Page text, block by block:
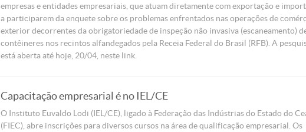
empresas e entidades empresariais, que atuam diretamente com exportação e
a participarem da enquete sobre os problemas enfrentados nas operações de
exterior decorrentes da obrigatoriedade de inspeção não invasiva (escaneamento)
contêineres nos recintos alfandegados pela Receia Federal do Brasil (RFB). A
está aberta até hoje, 20/04, neste link.
Capacitação empresarial é no IEL/CE
O Instituto Euvaldo Lodi (IEL/CE), ligado à Federação das Indústrias do Estado do
(FIEC), abre inscrições para diversos cursos na área de qualificação empresarial. Os